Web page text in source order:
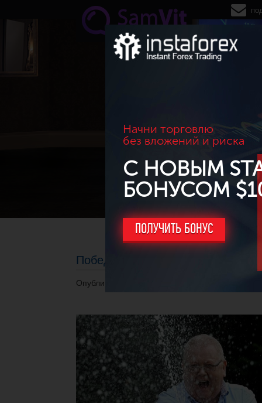
Перейти к основному содержанию
Начни торговлю
без вложений и риска
С НОВЫМ
БОНУСОМ
ПОЛУЧИТЬ БОНУС
Победа в конкурсе "Север? Юг?
Опубликовано 26.10.2014 в 23:32.